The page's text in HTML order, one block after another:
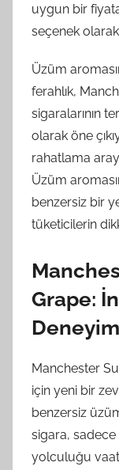
uygun bir
seçenek olarak
Üzüm
ferahlık,
sigaralarının
olarak öne
rahatlama
Üzüm
benzersiz bir
tüketicilerin
Grape:
Manchester
için yeni bir
benzersiz
sigara, sadece
yolculuğu vaat